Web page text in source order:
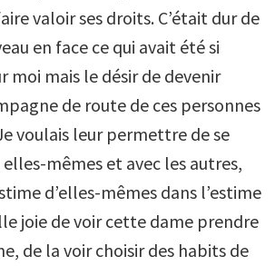
valoir ses droits. C’était dur de
en face ce qui avait été si
moi mais le désir de devenir
de route de ces personnes
voulais leur permettre de se
mêmes et avec les autres,
d’elles-mêmes dans l’estime
joie de voir cette dame prendre
de la voir choisir des habits de